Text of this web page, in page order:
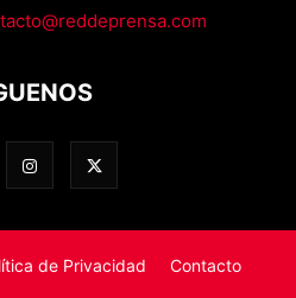
de Privacidad Contacto